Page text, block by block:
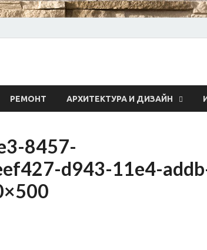
о
РЕМОНТ АРХИТЕКТУРА И ДИЗАЙН
8457-
d943-11e4-